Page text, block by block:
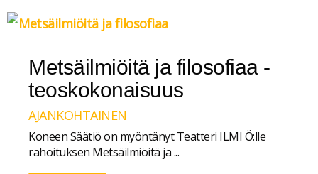
Metsäilmiöitä ja filosofiaa -
teoskokonaisuus
AJANKOHTAINEN
Koneen Säätiö on myöntänyt Teatteri ILMI Ö:lle
rahoituksen Metsäilmiöitä ja ...